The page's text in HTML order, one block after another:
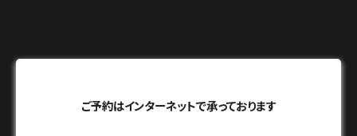
ご予約はインターネットで承っております